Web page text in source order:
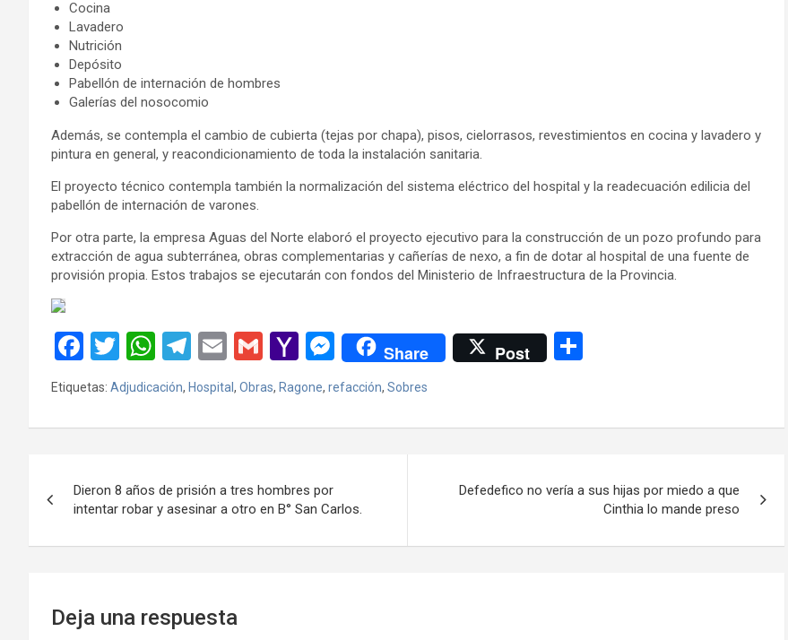
Cocina
Lavadero
Nutrición
Depósito
Pabellón de internación de hombres
Galerías del nosocomio
Además, se contempla el cambio de cubierta (tejas por chapa), pisos, cielorrasos, revestimientos en cocina y lavadero y
pintura en general, y reacondicionamiento de toda la instalación sanitaria.
El proyecto técnico contempla también la normalización del sistema eléctrico del hospital y la readecuación edilicia del
pabellón de internación de varones.
Por otra parte, la empresa Aguas del Norte elaboró el proyecto ejecutivo para la construcción de un pozo profundo para
extracción de agua subterránea, obras complementarias y cañerías de nexo, a fin de dotar al hospital de una fuente de
provisión propia. Estos trabajos se ejecutarán con fondos del Ministerio de Infraestructura de la Provincia.
F
a
ce
b
o
k
T
wi
tt
er
W
h
at
s
p
p
T
el
e
gr
m
E
m
ail
G
m
ail
Y
h
o
M
ail
M
es
se
n
Share Post
p
tir
Etiquetas: Adjudicación, Hospital, Obras, Ragone, refacción, Sobres
de
entradas
Dieron 8 años de prisión a tres hombres por
intentar robar y asesinar a otro en B° San Carlos.
Defedefico no vería a sus hijas por miedo a que
Cinthia lo mande preso
Deja una respuesta